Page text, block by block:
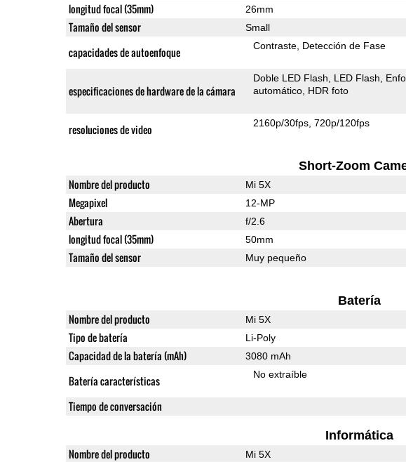
longitud focal (35mm) 26mm
Tamaño del sensor Small
capacidades de autoenfoque Contraste Detección de Fase
especificaciones de hardware de la cámara
Doble LED Flash LED Flash
automático HDR foto
resoluciones de video 2160p/30fps 720p/120fps
Short-Zoom
Nombre del producto Mi 5X
Megapixel 12-MP
Abertura f/2.6
longitud focal (35mm) 50mm
Tamaño del sensor Muy pequeño
Batería
Nombre del producto Mi 5X
Tipo de batería Li-Poly
Capacidad de la batería (mAh) 3080 mAh
Batería características No extraíble
Tiempo de conversación
Informática
Nombre del producto Mi 5X